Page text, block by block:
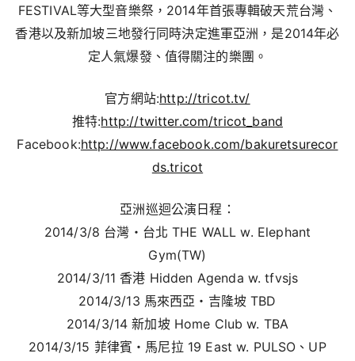
FESTIVAL等大型音樂祭，2014年首張專輯破天荒台灣、
香港以及新加坡三地發行同時決定進軍亞洲，是2014年必
定人氣爆發、值得關注的樂團。
官方網站:http://tricot.tv/
推特:http://twitter.com/tricot_band
Facebook:http://www.facebook.com/bakuretsurecor
ds.tricot
亞洲巡迴公演日程：
2014/3/8 台灣・台北 THE WALL w. Elephant
Gym(TW)
2014/3/11 香港 Hidden Agenda w. tfvsjs
2014/3/13 馬來西亞・吉隆坡 TBD
2014/3/14 新加坡 Home Club w. TBA
2014/3/15 菲律賓・馬尼拉 19 East w. PULSO、UP